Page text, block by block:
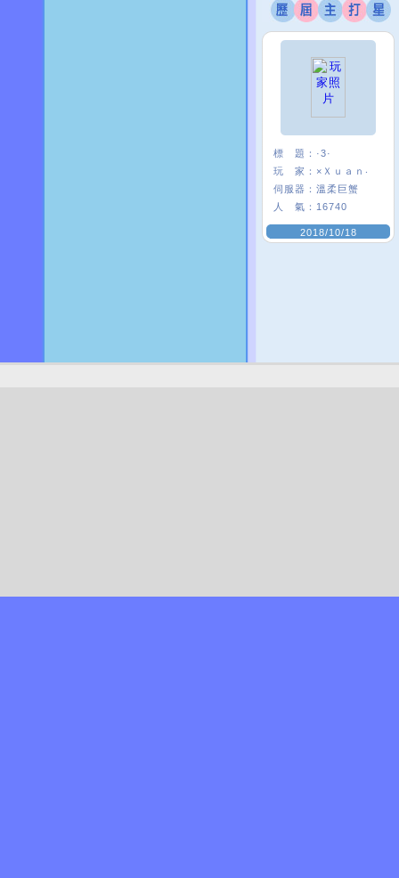
標 題： ·3·
玩 家： ×Ｘｕａｎ‧
伺服器： 溫柔巨蟹
人 氣： 16740
2018/10/18